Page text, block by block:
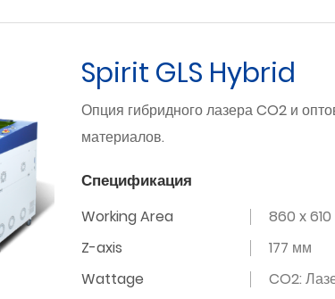
Spirit GLS Hybrid
Опция гибридного лазера CO2 и
материалов.
Спецификация
Working Area
860 x
Z-axis
177 мм
Wattage
CO2: